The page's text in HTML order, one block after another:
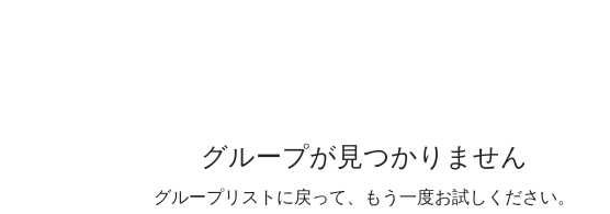
グループが見つかりません
グループリストに戻って、もう一度お試しください。